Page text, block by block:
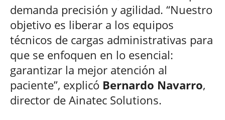
demanda precisión y agilidad. “Nuestro
objetivo es liberar a los equipos
técnicos de cargas administrativas para
que se enfoquen en lo esencial:
garantizar la mejor atención al
paciente”, explicó Bernardo Navarro,
director de Ainatec Solutions.